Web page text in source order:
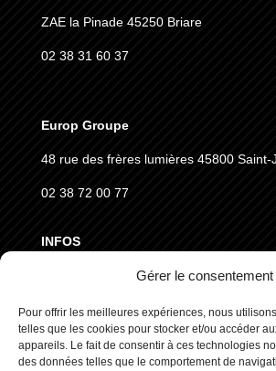
Gérer le consentement
Pour offrir les meilleures expériences, nous
telles que les cookies pour stocker et/ou accéder
appareils. Le fait de consentir à ces technologies
des données telles que le comportement de
ZAE la Pinade 45250 Briare
02 38 31 60 37
Europ Groupe
48 rue des frères lumières 45800 Saint-
02 38 72 00 77
INFOS
CGVD
RGPD